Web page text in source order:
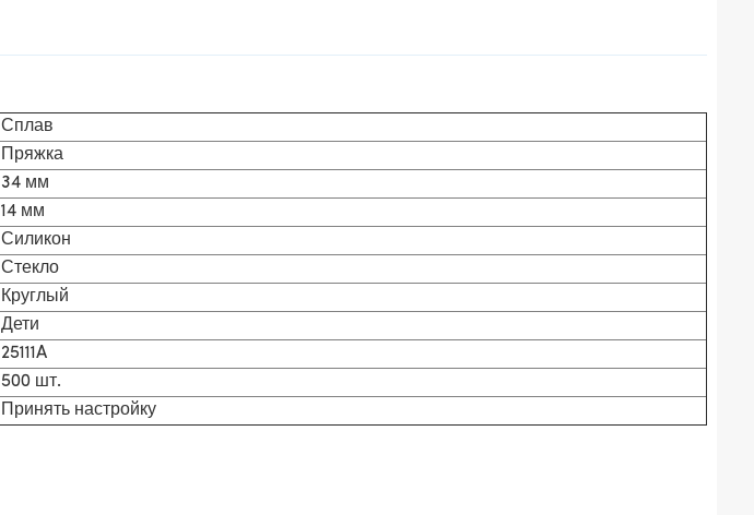
Сплав
Пряжка
34 мм
14 мм
Силикон
Стекло
Круглый
Дети
25111A
500 шт.
Принять настройку